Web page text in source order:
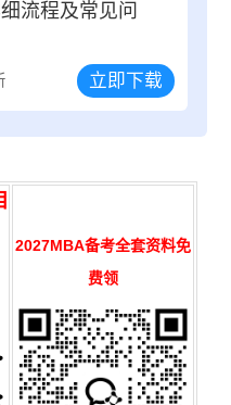
流程及常见问
立即下载
2027MBA备考全套资料免
费领